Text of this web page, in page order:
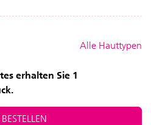
Alle Hauttypen
erhalten Sie 1
BESTELLEN